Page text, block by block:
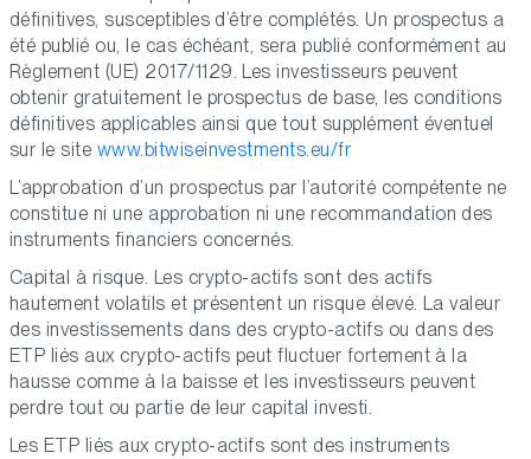
définitives, susceptibles d’être complétés. Un prospectus a
été publié ou, le cas échéant, sera publié conformément au
Règlement (UE) 2017/1129. Les investisseurs peuvent
obtenir gratuitement le prospectus de base, les conditions
définitives applicables ainsi que tout supplément éventuel
sur le site www.bitwiseinvestments.eu/fr
L’approbation d’un prospectus par l’autorité compétente ne
constitue ni une approbation ni une recommandation des
instruments financiers concernés.
Capital à risque. Les crypto-actifs sont des actifs
hautement volatils et présentent un risque élevé. La valeur
des investissements dans des crypto-actifs ou dans des
ETP liés aux crypto-actifs peut fluctuer fortement à la
hausse comme à la baisse et les investisseurs peuvent
perdre tout ou partie de leur capital investi.
Les ETP liés aux crypto-actifs sont des instruments